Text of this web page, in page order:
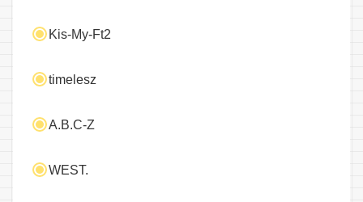
Kis-My-Ft2
timelesz
A.B.C-Z
WEST.